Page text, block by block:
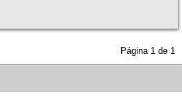
Página 1 de 1